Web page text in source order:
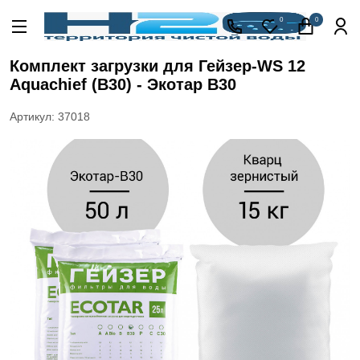
0 0
Акции
Кессоны
скважины
питьевой
Водоподготовка
для дома и
Септики
для
дома
Пластиковые
погреба
Электрические
Обогреватели
Комплект загрузки для Гейзер-WS 12
Aquachief (B30) - Экотар В30
Артикул: 37018